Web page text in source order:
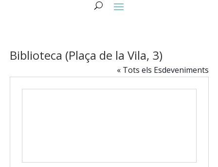
Biblioteca (Plaça de la Vila, 3)
« Tots els Esdeveniments